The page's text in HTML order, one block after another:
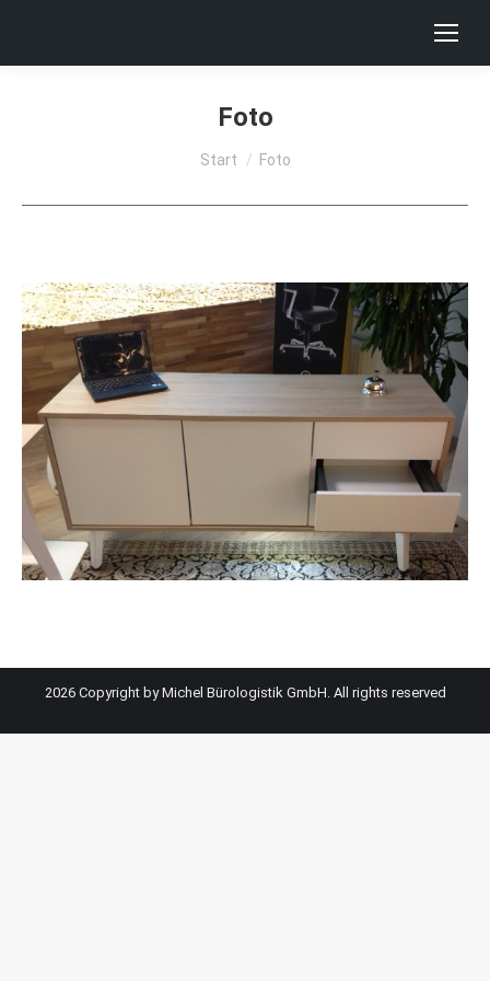
Foto
Sie befinden sich hier:
Start Foto
2026 Copyright by Michel Bürologistik GmbH. All rights reserved